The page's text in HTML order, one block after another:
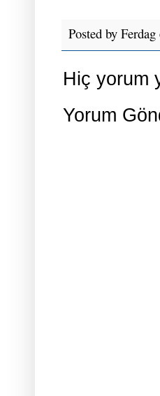
Posted by Ferdag
Hiç yorum
Yorum